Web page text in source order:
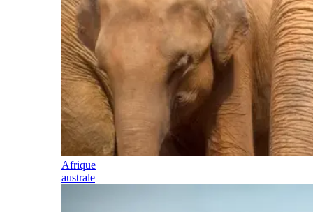
Afrique
australe